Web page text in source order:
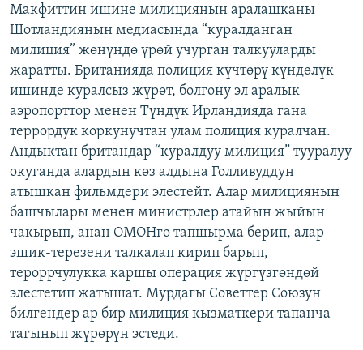
Макфиттин ишине милициянын аралашканы
Шотландиянын медиасында “куралданган
милиция” жөнүндө үрөй учурган талкууларды
жаратты. Британияда полиция күчтөрү күндөлүк
ишинде куралсыз жүрөт, болгону эл аралык
аэропорттор менен Түндүк Ирландияда гана
террордук коркунучтан улам полиция куралчан.
Андыктан британдар “куралдуу милиция” тууралуу
окуганда алардын көз алдына Голливуддун
атышкан фильмдери элестейт. Алар милициянын
башчылары менен министрлер атайын жыйын
чакырып, анан ОМОНго тапшырма берип, алар
эшик-терезени талкалап кирип барып,
тероррчулукка каршы операция жүргүзгөндөй
элестетип жатышат. Мурдагы Советтер Союзун
билгендер ар бир милиция кызматкери тапанча
тагынып жүрөрүн эстеди.